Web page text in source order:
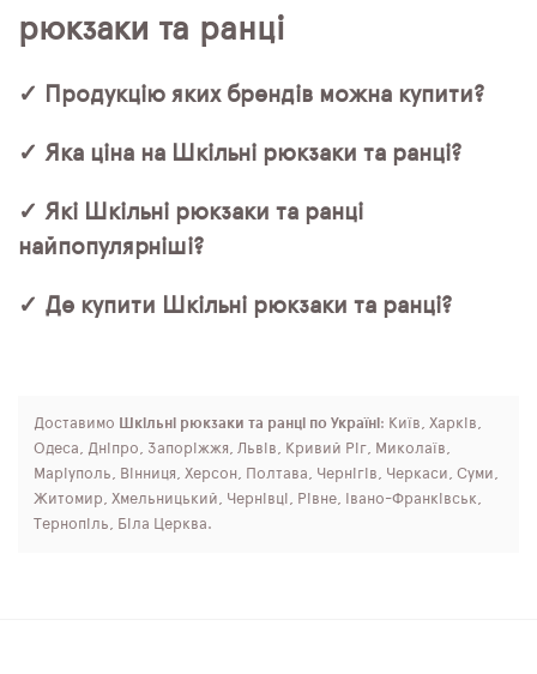
рюкзаки та ранці
✓ Продукцію яких брендів можна купити?
✓ Яка ціна на Шкільні рюкзаки та ранці?
✓ Які Шкільні рюкзаки та ранці
найпопулярніші?
✓ Де купити Шкільні рюкзаки та ранці?
Доставимо Шкільні рюкзаки та ранці по Україні : Київ, Харків,
Одеса, Дніпро, Запоріжжя, Львів, Кривий Ріг, Миколаїв,
Маріуполь, Вінниця, Херсон, Полтава, Чернігів, Черкаси, Суми,
Житомир, Хмельницький, Чернівці, Рівне, Івано-Франківськ,
Тернопіль, Біла Церква.